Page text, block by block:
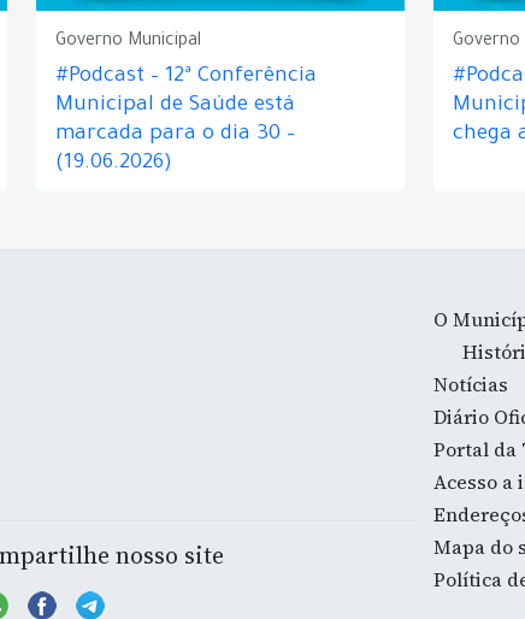
Governo Municipal
#Podcast – 12ª Conferência
Municipal de Saúde está
marcada para o dia 30 –
(19.06.2026)
Governo
chega
nosso site
O
Notícias
Diário
Portal da
Acesso a
Mapa do
Política